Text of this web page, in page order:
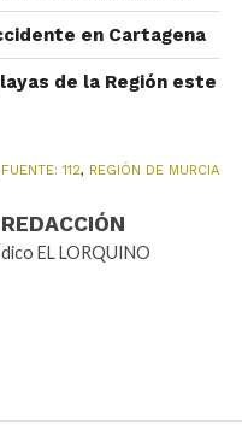
en Cartagena
de la Región este
FUENTE: 112, REGIÓN DE MURCIA
EL LORQUINO